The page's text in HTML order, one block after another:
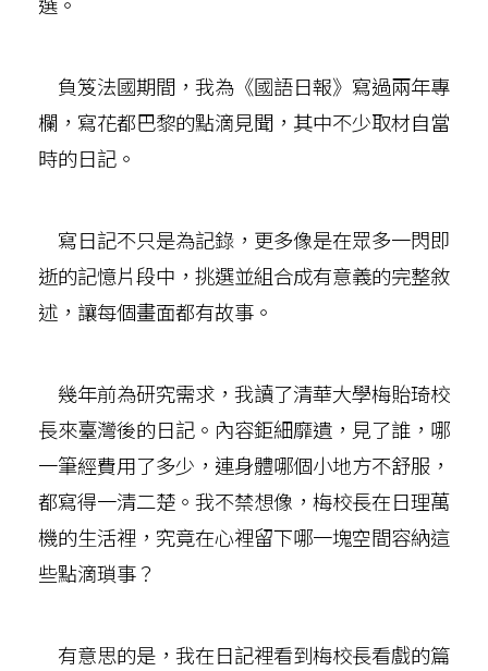
負笈法國期間，我為《國語日報》寫過兩年專
欄，寫花都巴黎的點滴見聞，其中不少取材自當
時的日記。
寫日記不只是為記錄，更多像是在眾多一閃即
逝的記憶片段中，挑選並組合成有意義的完整敘
述，讓每個畫面都有故事。
幾年前為研究需求，我讀了清華大學梅貽琦校
長來臺灣後的日記。內容鉅細靡遺，見了誰，哪
一筆經費用了多少，連身體哪個小地方不舒服，
都寫得一清二楚。我不禁想像，梅校長在日理萬
機的生活裡，究竟在心裡留下哪一塊空間容納這
些點滴瑣事？
有意思的是，我在日記裡看到梅校長看戲的篇